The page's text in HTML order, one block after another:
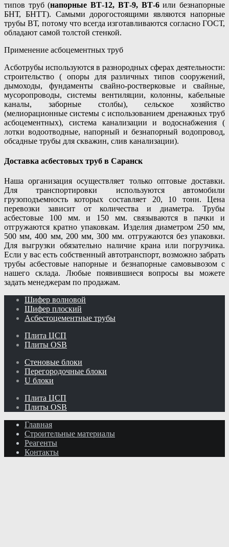
типов труб (напорные ВТ-12, ВТ-9, ВТ-6или безнапорные
БНТ, БНТТ). Самыми дорогостоящими являются напорные
трубы ВТ, потому что всегда изготавливаются согласно ГОСТ,
обладают самой толстой стенкой.
Применение асбоцементных труб
Асботрубы используются в разнородных сферах деятельности:
строительство ( опоры для различных типов сооружений,
дымоходы, фундаменты свайно-ростверковые и свайные,
мусоропроводы, системы вентиляции, колонны, кабельные
каналы, заборные столбы), сельское хозяйство
(мелиорационные системы с использованием дренажных труб
асбоцементных), система канализации и водоснабжения (
лотки водоотводные, напорный и безнапорный водопровод,
обсадные трубы для скважин, слив канализации).
Доставка асбестовых труб в Саранск
Наша организация осуществляет только оптовые доставки.
Для транспортировки используются автомобили
грузоподъемность которых составляет 20, 10 тонн. Цена
перевозки зависит от количества и диаметра. Трубы
асбестовые 100 мм. и 150 мм. связываются в пачки и
отгружаются кратно упаковкам. Изделия диаметром 250 мм,
500 мм, 400 мм, 200 мм, 300 мм. отгружаются без упаковки.
Для выгрузки обязательно наличие крана или погрузчика.
Если у вас есть собственный автотранспорт, возможно забрать
трубы асбестовые напорные и безнапорные самовывозом с
нашего склада. Любые появившиеся вопросы вы можете
задать менеджерам по продажам.
Шифер волновой
Шифер плоский
Асбестоцементные трубы
Плита ЦСП
Плиты OSB
Стеновые блоки
Перегородочные блоки
U блоки
Плита ЦСП
Плиты OSB
Главная
Строительные материалы
Реагенты
Контакты